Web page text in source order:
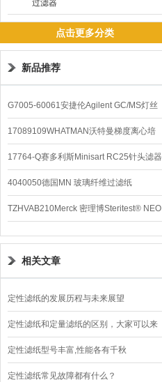
过滤器
点击更多分类
新品推荐
G7005-60061安捷伦Agilent GC/MS灯丝
配件
17089109WHATMAN沃特曼梯度离心培
养基
17764-Q赛多利斯Minisart RC25针头滤器
4040050德国MN 玻璃纤维过滤纸
TZHVAB210Merck 密理博Steritest® NEO
设备
相关文章
定性滤纸的发展历程与未来展望
定性滤纸和定量滤纸的区别，大家可以来
此看一看
定性滤纸型号丰富,性能各有千秋
定性滤纸常见故障都有什么？